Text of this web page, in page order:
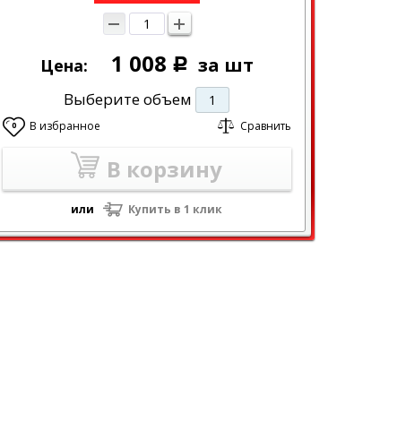
Цена: 1 008 Р за шт
Выберите объем 1
0 В избранное Сравнить
В корзину
или Купить в 1 клик